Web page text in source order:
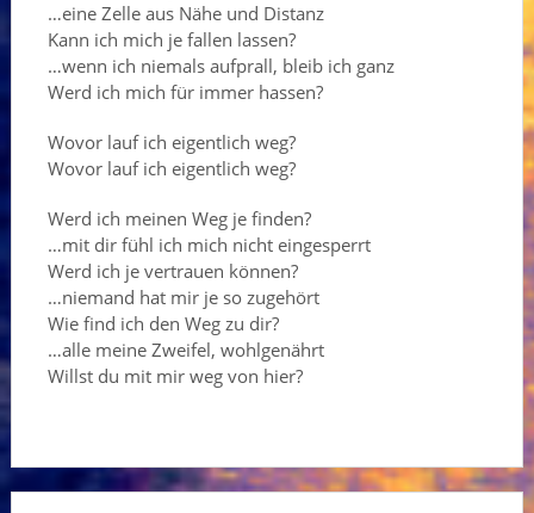
…eine Zelle aus Nähe und Distanz
Kann ich mich je fallen lassen?
…wenn ich niemals aufprall, bleib ich ganz
Werd ich mich für immer hassen?
Wovor lauf ich eigentlich weg?
Wovor lauf ich eigentlich weg?
Werd ich meinen Weg je finden?
…mit dir fühl ich mich nicht eingesperrt
Werd ich je vertrauen können?
…niemand hat mir je so zugehört
Wie find ich den Weg zu dir?
…alle meine Zweifel, wohlgenährt
Willst du mit mir weg von hier?